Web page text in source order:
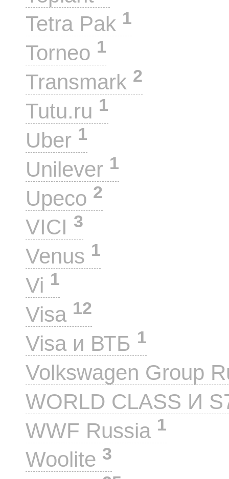
Tetra Pak 1
Torneo 1
Transmark 2
Tutu.ru 1
Uber 1
Unilever 1
Upeco 2
VICI 3
Venus 1
Vi 1
Visa 12
Visa и ВТБ 1
Volkswagen Group
WORLD CLASS И
WWF Russia 1
Woolite 3